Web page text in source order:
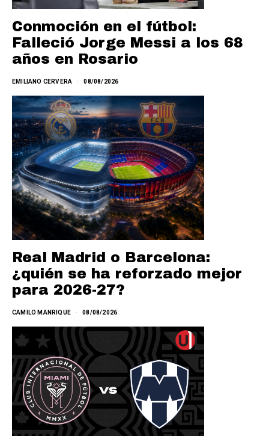
Conmoción en el fútbol:
Falleció Jorge Messi a los 68
años en Rosario
EMILIANO CERVERA 08/08/2026
Real Madrid o Barcelona:
¿quién se ha reforzado mejor
para 2026-27?
CAMILO MANRIQUE 08/08/2026